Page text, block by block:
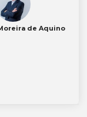
de Aquino